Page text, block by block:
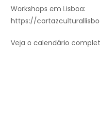
Workshops em Lisboa:
https://
Veja o calendário